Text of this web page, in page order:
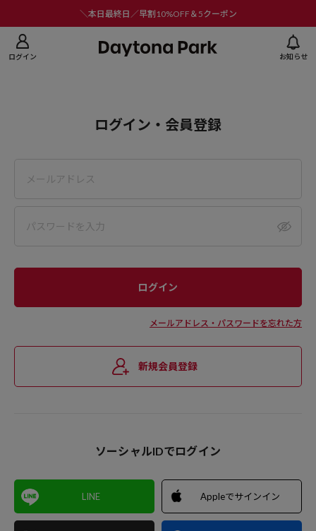
＼本日最終日／早割10%OFF＆5クーポン
ログイン お知らせ
ログイン・会員登録
メールアドレス・パスワードを忘れた方
新規会員登録
ソーシャルIDでログイン
LINE Appleでサインイン